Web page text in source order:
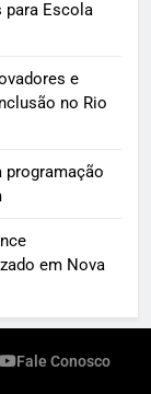
para Escola
e
no Rio
programação
em Nova
Fale Conosco